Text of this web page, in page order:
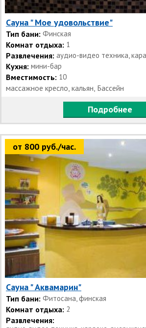
Сауна " Мое удовольствие"
Тип бани: Финская
Комнат отдыха: 1
Развлечения: аудио-видео техника,
Кухня: мини-бар
Вместимость: 10
массажное кресло, кальян, Бассейн
Подробнее
от 800 руб./час.
Сауна " Аквамарин"
Тип бани: Фитосана, финская
Комнат отдыха: 2
Развлечения: